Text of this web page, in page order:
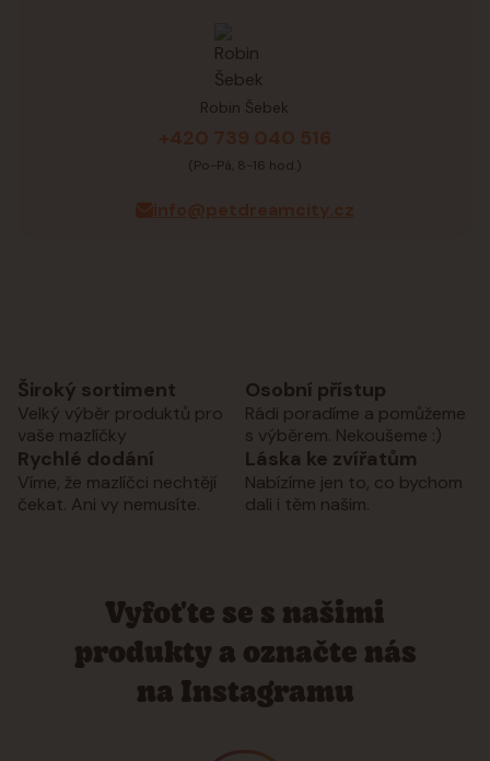
Robin Šebek
+420 739 040 516
(Po-Pá, 8-16 hod.)
info@petdreamcity.cz
Široký sortiment
Velký výběr produktů pro
vaše mazlíčky
Osobní přístup
Rádi poradíme a pomůžeme
s výběrem. Nekoušeme :)
Rychlé dodání
Víme, že mazlíčci nechtějí
čekat. Ani vy nemusíte.
Láska ke zvířatům
Nabízíme jen to, co bychom
dali i těm našim.
Vyfoťte se s našimi
produkty a označte nás
na Instagramu